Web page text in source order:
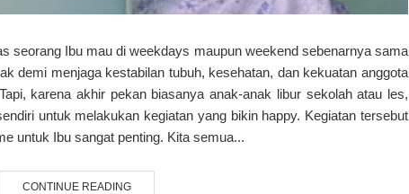
seorang Ibu mau di weekdays maupun weekend sebenarnya sama
demi menjaga kestabilan tubuh, kesehatan, dan kekuatan anggota
karena akhir pekan biasanya anak-anak libur sekolah atau les,
untuk melakukan kegiatan yang bikin happy. Kegiatan tersebut
untuk Ibu sangat penting. Kita semua...
CONTINUE READING